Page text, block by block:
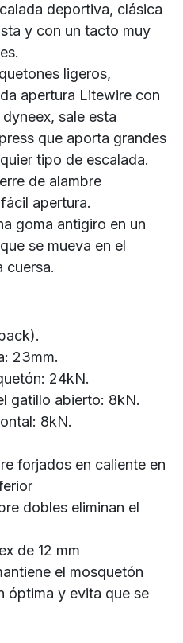
deportiva, clásica
y con un tacto muy
ligeros,
apertura Litewire con
sale esta
que aporta grandes
tipo de escalada.
de alambre
apertura.
goma antigiro en un
se mueva en el
cuersa.
23mm.
24kN.
gatillo abierto: 8kN.
8kN.
forjados en caliente en
dobles eliminan el
de 12 mm
el mosquetón
óptima y evita que se